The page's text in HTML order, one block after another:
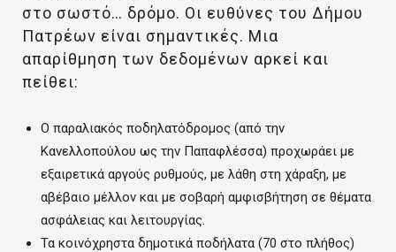
στο σωστό… δρόμο. Οι ευθύνες του Δήμου
Πατρέων είναι σημαντικές. Μια
απαρίθμηση των δεδομένων αρκεί και
πείθει:
Ο παραλιακός ποδηλατόδρομος (από την
Κανελλοπούλου ως την Παπαφλέσσα) προχωράει με
εξαιρετικά αργούς ρυθμούς, με λάθη στη χάραξη, με
αβέβαιο μέλλον και με σοβαρή αμφισβήτηση σε θέματα
ασφάλειας και λειτουργίας.
Τα κοινόχρηστα δημοτικά ποδήλατα (70 στο πλήθος)